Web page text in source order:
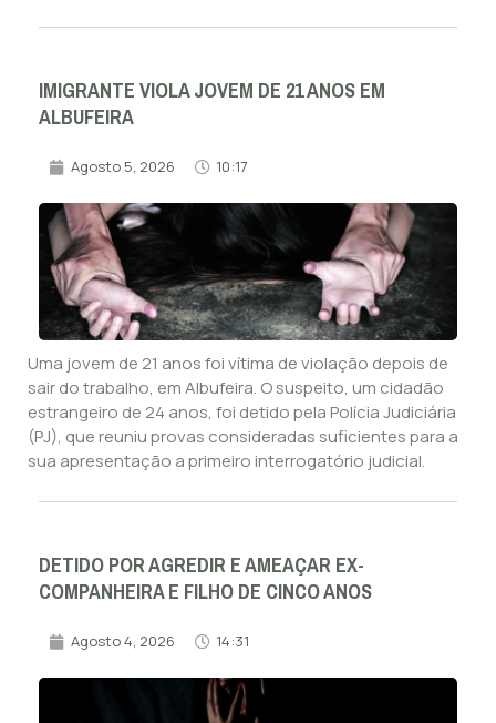
IMIGRANTE VIOLA JOVEM DE 21 ANOS EM
ALBUFEIRA
Agosto 5, 2026 10:17
Uma jovem de 21 anos foi vítima de violação depois de
sair do trabalho, em Albufeira. O suspeito, um cidadão
estrangeiro de 24 anos, foi detido pela Polícia Judiciária
(PJ), que reuniu provas consideradas suficientes para a
sua apresentação a primeiro interrogatório judicial.
DETIDO POR AGREDIR E AMEAÇAR EX-
COMPANHEIRA E FILHO DE CINCO ANOS
Agosto 4, 2026 14:31